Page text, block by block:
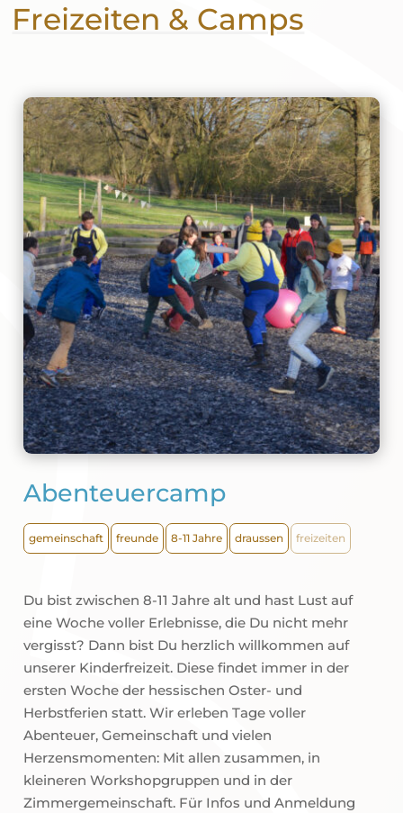
Freizeiten & Camps
Abenteuercamp
gemeinschaft freunde 8-11 Jahre draussen freizeiten
Du bist zwischen 8-11 Jahre alt und hast Lust auf
eine Woche voller Erlebnisse, die Du nicht mehr
vergisst? Dann bist Du herzlich willkommen auf
unserer Kinderfreizeit. Diese findet immer in der
ersten Woche der hessischen Oster- und
Herbstferien statt. Wir erleben Tage voller
Abenteuer, Gemeinschaft und vielen
Herzensmomenten: Mit allen zusammen, in
kleineren Workshopgruppen und in der
Zimmergemeinschaft. Für Infos und Anmeldung